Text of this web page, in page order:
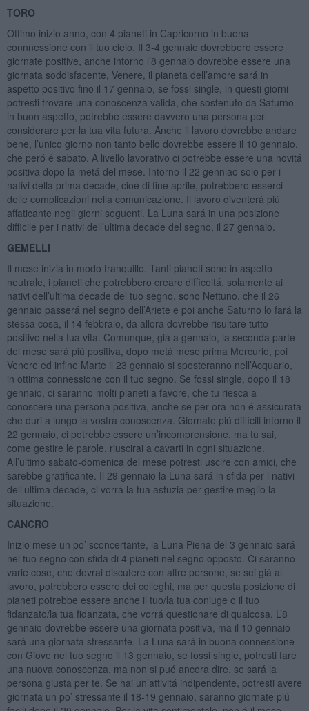
TORO
Ottimo inizio anno, con 4 pianeti in Capricorno in buona
connnessione con il tuo cielo. Il 3-4 gennaio dovrebbero essere
giornate positive, anche intorno l’8 gennaio dovrebbe essere una
giornata soddisfacente, Venere, il pianeta dell’amore sará in
aspetto positivo fino il 17 gennaio, se fossi single, in questi giorni
potresti trovare una conoscenza valida, che sostenuto da Saturno
in buon aspetto, potrebbe essere davvero una persona per
considerare per la tua vita futura. Anche il lavoro dovrebbe andare
bene, l’unico giorno non tanto bello dovrebbe essere il 10 gennaio,
che peró é sabato. A livello lavorativo ci potrebbe essere una novitá
positiva dopo la metá del mese. Intorno il 22 genniao solo per i
nativi della prima decade, cioé di fine aprile, potrebbero esserci
delle complicazioni nella comunicazione. Il lavoro diventerá piú
affaticante negli giorni seguenti. La Luna sará in una posizione
difficile per i nativi dell’ultima decade del segno, il 27 gennaio.
GEMELLI
Il mese inizia in modo tranquillo. Tanti pianeti sono in aspetto
neutrale, i pianeti che potrebbero creare difficoltá, solamente ai
nativi dell’ultima decade del tuo segno, sono Nettuno, che il 26
gennaio passerá nel segno dell’Ariete e poi anche Saturno lo fará la
stessa cosa, il 14 febbraio, da allora dovrebbe risultare tutto
positivo nella tua vita. Comunque, giá a gennaio, la seconda parte
del mese sará piú positiva, dopo metá mese prima Mercurio, poi
Venere ed infine Marte il 23 gennaio si sposteranno nell’Acquario,
in ottima connessione con il tuo segno. Se fossi single, dopo il 18
gennaio, ci saranno molti pianeti a favore, che tu riesca a
conoscere una persona positiva, anche se per ora non é assicurata
che duri a lungo la vostra conoscenza. Giornate piú difficili intorno il
22 gennaio, ci potrebbe essere un’incomprensione, ma tu sai,
come gestire le parole, riuscirai a cavarti in ogni situazione.
All’ultimo sabato-domenica del mese potresti uscire con amici, che
sarebbe gratificante. Il 29 gennaio la Luna sará in sfida per i nativi
dell’ultima decade, ci vorrá la tua astuzia per gestire meglio la
situazione.
CANCRO
Inizio mese un po’ sconcertante, la Luna Piena del 3 gennaio sará
nel tuo segno con sfida di 4 pianeti nel segno opposto. Ci saranno
varie cose, che dovrai discutere con altre persone, se sei giá al
lavoro, potrebbero essere dei colleghi, ma per questa posizione di
pianeti potrebbe essere anche il tuo/la tua coniuge o il tuo
fidanzato/la tua fidanzata, che vorrá questionare di qualcosa. L’8
gennaio dovrebbe essere una giornata positiva, ma il 10 gennaio
sará una giornata stressante. La Luna sará in buona connessione
con Giove nel tuo segno il 13 gennaio, se fossi single, potresti fare
una nuova conoscenza, ma non si puó ancora dire, se sará la
persona giusta per te. Se hai un’attivitá indipendente, potresti avere
giornata un po’ stressante il 18-19 gennaio, saranno giornate piú